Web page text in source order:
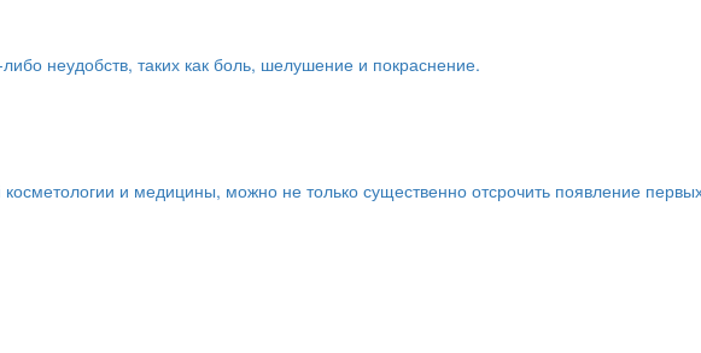
неудобств, таких как боль, шелушение и покраснение.
и медицины, можно не только существенно отсрочить появление